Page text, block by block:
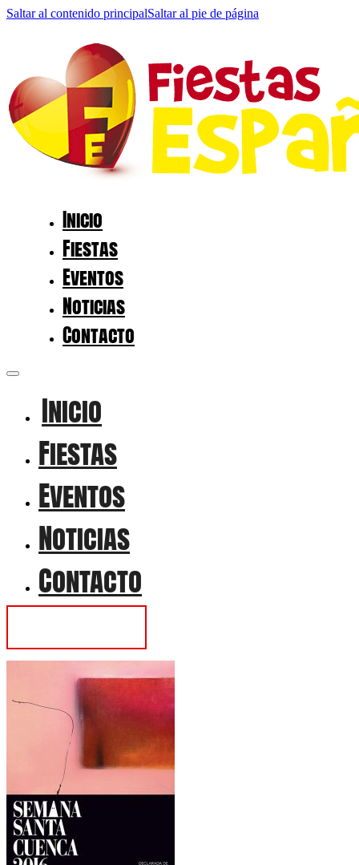
Saltar al contenido principalSaltar al pie de página
Inicio
Fiestas
Eventos
Noticias
Contacto
Inicio
Fiestas
Eventos
Noticias
Contacto